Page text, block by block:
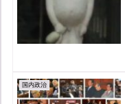
国内政治